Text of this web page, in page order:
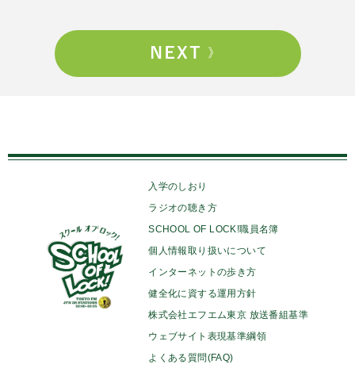
入学のしおり
ラジオの聴き方
SCHOOL OF LOCK!職員名簿
個人情報取り扱いについて
インターネットの歩き方
健全化に資する運用方針
株式会社エフエム東京 放送番組基準
ウェブサイト表現基準綱領
よくある質問(FAQ)